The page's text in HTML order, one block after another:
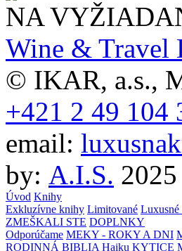
NA
Wine & Travel
© IKAR, a.s.,
+421 2 49 104
email:
by: A.I.S. 2025
Úvod Knihy
Exkluzívne knihy Limitované Luxusné
ZMEŠKALI STE DOPLNKY
Odporúčame MEKY - ROKY A DNI
RODINNÁ BIBLIA Haiku KYTICE